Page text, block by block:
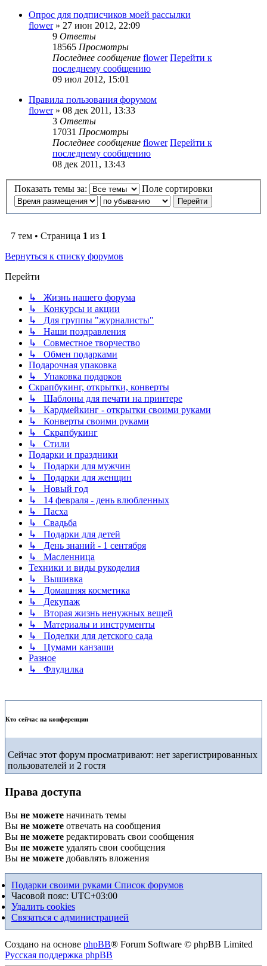
Опрос для подписчиков моей рассылки
flower» 27 июн 2012, 22:09
9 Ответы
18565 Просмотры
Последнее сообщение flower Перейти к
последнему сообщению
09 июл 2012, 15:01
Правила пользования форумом
flower» 08 дек 2011, 13:33
3 Ответы
17031 Просмотры
Последнее сообщение flower Перейти к
последнему сообщению
08 дек 2011, 13:43
Показать темы за: Поле сортировки
7 тем • Страница 1 из 1
Вернуться к списку форумов
Перейти
↳ Жизнь нашего форума
↳ Конкурсы и акции
↳ Для группы "журналисты"
↳ Наши поздравления
↳ Совместное творчество
↳ Обмен подарками
Подарочная упаковка
↳ Упаковка подарков
Скрапбукинг, открытки, конверты
↳ Шаблоны для печати на принтере
↳ Кардмейкинг - открытки своими руками
↳ Конверты своими руками
↳ Скрапбукинг
↳ Стили
Подарки и праздники
↳ Подарки для мужчин
↳ Подарки для женщин
↳ Новый год
↳ 14 февраля - день влюбленных
↳ Пасха
↳ Свадьба
↳ Подарки для детей
↳ День знаний - 1 сентября
↳ Масленница
Техники и виды рукоделия
↳ Вышивка
↳ Домашняя косметика
↳ Декупаж
↳ Вторая жизнь ненужных вещей
↳ Материалы и инструменты
↳ Поделки для детского сада
↳ Цумами канзаши
Разное
↳ Флудилка
Кто сейчас на конференции
Сейчас этот форум просматривают: нет зарегистрированных
пользователей и 2 гостя
Права доступа
Вы не можете начинать темы
Вы не можете отвечать на сообщения
Вы не можете редактировать свои сообщения
Вы не можете удалять свои сообщения
Вы не можете добавлять вложения
Подарки своими руками Список форумов
Часовой пояс: UTC+03:00
Удалить cookies
Связаться с администрацией
Создано на основе phpBB® Forum Software © phpBB Limited
Русская поддержка phpBB